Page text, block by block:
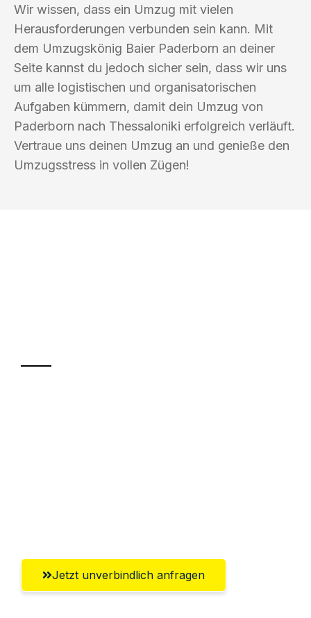
Wir wissen, dass ein Umzug mit vielen
Herausforderungen verbunden sein kann. Mit
dem Umzugskönig Baier Paderborn an deiner
Seite kannst du jedoch sicher sein, dass wir uns
um alle logistischen und organisatorischen
Aufgaben kümmern, damit dein Umzug von
Paderborn nach Thessaloniki erfolgreich verläuft.
Vertraue uns deinen Umzug an und genieße den
Umzugsstress in vollen Zügen!
Jetzt unverbindlich anfragen